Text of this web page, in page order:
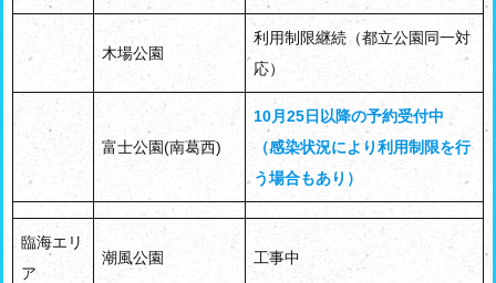
木場公園
利用制限継続（都立公園同一対
応）
富士公園(南葛西)
10月25日以降の予約受付中
（感染状況により利用制限を行
う場合もあり）
臨海エリ
ア
潮風公園 工事中